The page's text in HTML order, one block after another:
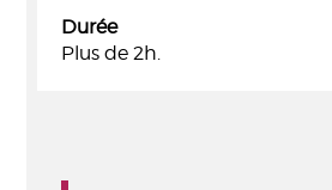
Durée
Plus de 2h.